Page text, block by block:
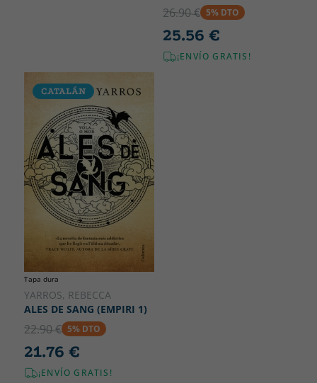
26.90 € 5% DTO
25.56 €
¡ENVÍO GRATIS!
CATALÁN
Tapa dura
YARROS, REBECCA
ALES DE SANG (EMPIRI 1)
22.90 € 5% DTO
21.76 €
¡ENVÍO GRATIS!